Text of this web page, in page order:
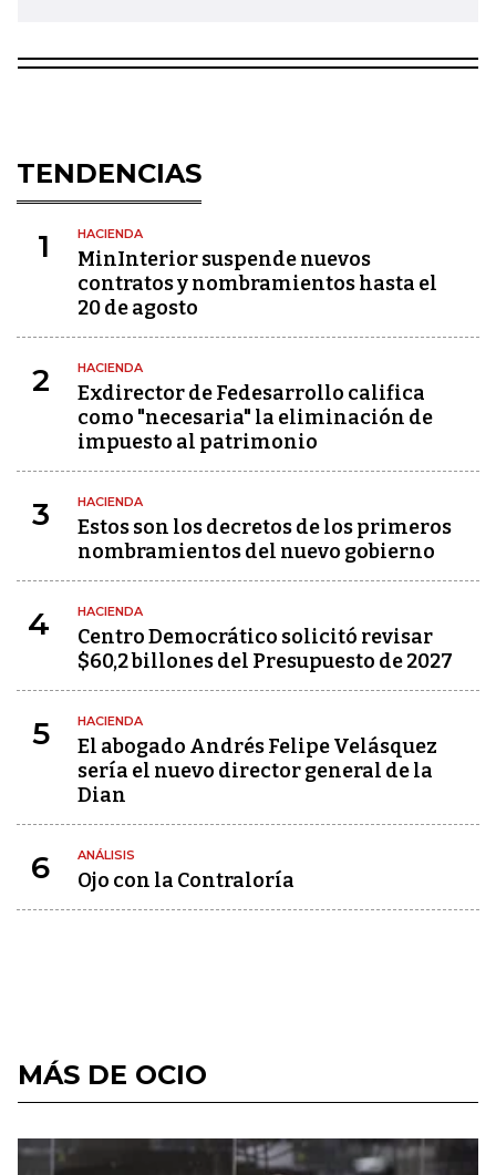
TENDENCIAS
1 HACIENDA
MinInterior suspende nuevos
contratos y nombramientos hasta el
20 de agosto
2 HACIENDA
Exdirector de Fedesarrollo califica
como "necesaria" la eliminación de
impuesto al patrimonio
3 HACIENDA
Estos son los decretos de los primeros
nombramientos del nuevo gobierno
4 HACIENDA
Centro Democrático solicitó revisar
$60,2 billones del Presupuesto de 2027
5 HACIENDA
El abogado Andrés Felipe Velásquez
sería el nuevo director general de la
Dian
6 ANÁLISIS
Ojo con la Contraloría
MÁS DE OCIO